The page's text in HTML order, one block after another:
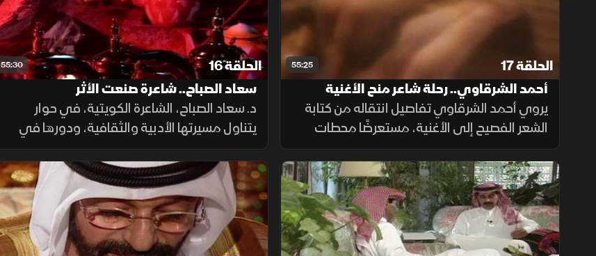
55:25
الحلقة 17
أحمد الشرقاوي.. رحلة شاعر منح الأغنية
الخليجية روحًا متجددة
يروي أحمد الشرقاوي تفاصيل انتقاله من كتابة
الشعر الفصيح إلى الأغنية، مستعرضًا محطات
تعاونه مع كبار الفنانين، ورؤيته للكلمة الغنائية
البسيطة التي تصل إلى الجمهور وتحافظ على
هوية الأغنية الخليجية.
55:30
الحلقة 16
سعاد الصباح.. شاعرة صنعت الأثر
د. سعاد الصباح، الشاعرة الكويتية، في حوار
يتناول مسيرتها الأدبية والثقافية، ودورها في
دعم الشعر والشعراء، من خلال الأمسيات
والمبادرات والجوائز التي أسهمت في إثراء
المشهد الأدبي العربي.